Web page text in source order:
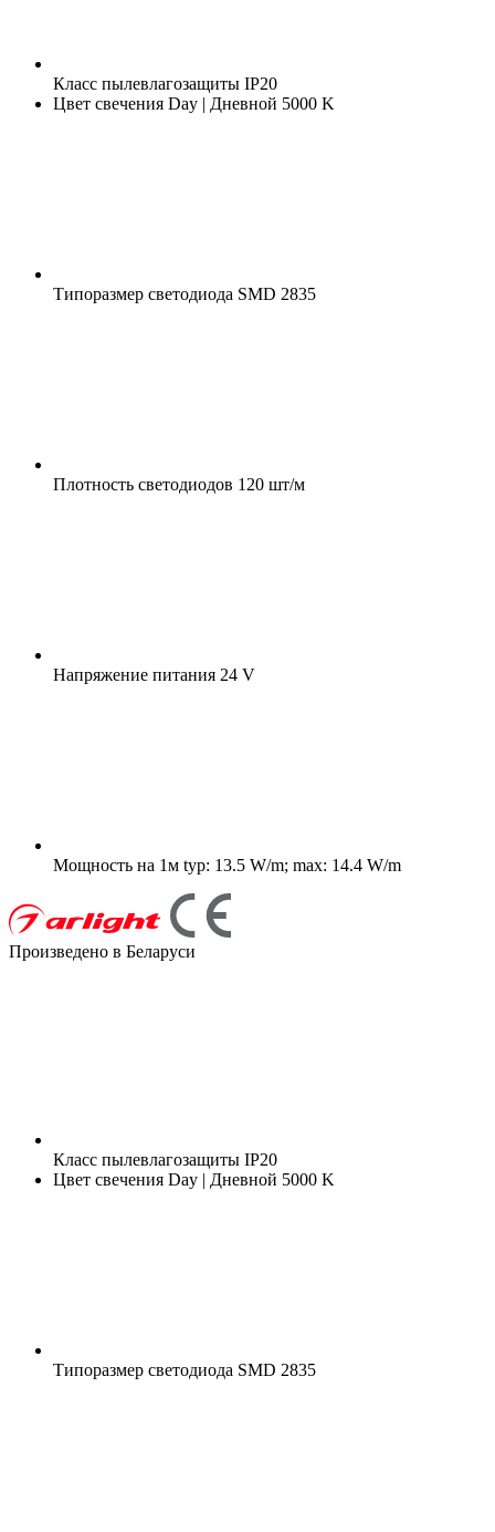
Класс пылевлагозащиты IP20
Цвет свечения Day | Дневной 5000 K
Типоразмер светодиода SMD 2835
Плотность светодиодов 120 шт/м
Напряжение питания 24 V
Мощность на 1м typ: 13.5 W/m; max: 14.4 W/m
Произведено в Беларуси
Класс пылевлагозащиты IP20
Цвет свечения Day | Дневной 5000 K
Типоразмер светодиода SMD 2835